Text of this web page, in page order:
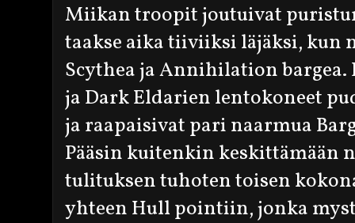
Miikan troopit joutuivat
taakse aika tiiviiksi läjäksi,
Scythea ja Annihilation
ja Dark Eldarien lentokoneet
ja raapaisivat pari naarmua
Pääsin kuitenkin keskittämään
tulituksen tuhoten toisen
yhteen Hull pointiin, jonka